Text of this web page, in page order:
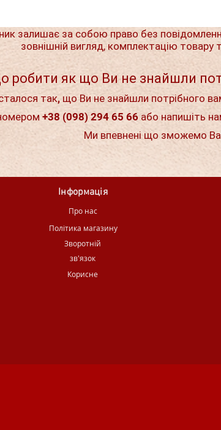
залишає за собою право без
зовнішній вигляд, комплектацію товару
робити як що Ви не знайшли
так, що Ви не знайшли потрібного
+38 (098) 294 65 66 або напишіть
Ми впевнені що зможемо
Інформація
Про нас
Політика магазину
Зворотній
зв'язок
Корисне